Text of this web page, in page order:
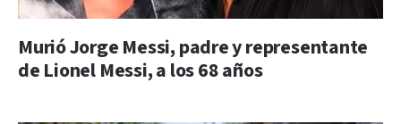
Murió Jorge Messi, padre y representante
de Lionel Messi, a los 68 años